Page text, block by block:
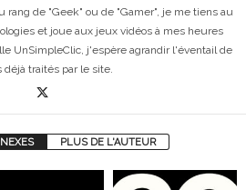
rang de "Geek" ou de "Gamer", je me tiens au
et joue aux jeux vidéos à mes heures
UnSimpleClic, j'espère agrandir l'éventail de
déjà traités par le site.
PLUS DE L'AUTEUR